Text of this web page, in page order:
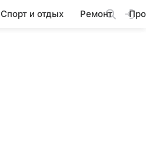
Спорт и отдых Ремонт